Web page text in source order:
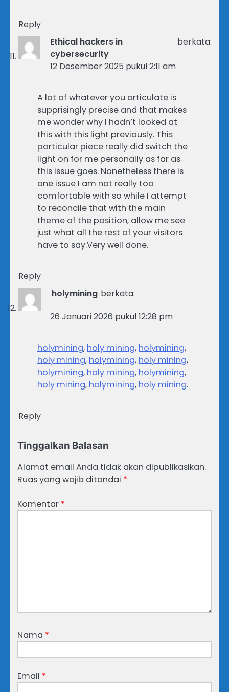
Reply
Ethical hackers in
cybersecurity
berkata:
12 Desember 2025 pukul 2:11 am
A lot of whatever you articulate is
supprisingly precise and that makes
me wonder why I hadn’t looked at
this with this light previously. This
particular piece really did switch the
light on for me personally as far as
this issue goes. Nonetheless there is
one issue I am not really too
comfortable with so while I attempt
to reconcile that with the main
theme of the position, allow me see
just what all the rest of your visitors
have to say.Very well done.
Reply
holymining berkata:
26 Januari 2026 pukul 12:28 pm
holymining, holy mining, holymining,
holy mining, holymining, holy mining,
holymining, holy mining, holymining,
holy mining, holymining, holy mining.
Reply
Tinggalkan Balasan
Alamat email Anda tidak akan dipublikasikan.
Ruas yang wajib ditandai *
Komentar *
Nama *
Email *